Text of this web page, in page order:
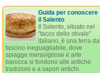
Guida per conoscere
il Salento
Il Salento, situato nel
"tacco dello stivale"
italiano, è una terra dal
fascino ineguagliabile, dove
spiagge meravigliose e arte
barocca si fondono alle antiche
tradizioni e a sapori antichi.